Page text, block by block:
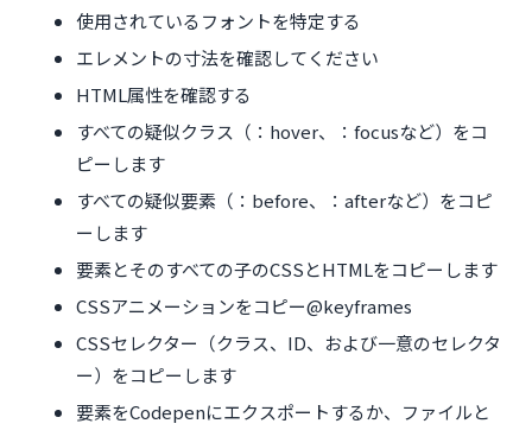
使用されているフォントを特定する
エレメントの寸法を確認してください
HTML属性を確認する
すべての疑似クラス（：hover、：focusなど）をコ
ピーします
すべての疑似要素（：before、：afterなど）をコピ
ーします
要素とそのすべての子のCSSとHTMLをコピーします
CSSアニメーションをコピー@keyframes
CSSセレクター（クラス、ID、および一意のセレクタ
ー）をコピーします
要素をCodepenにエクスポートするか、ファイルと